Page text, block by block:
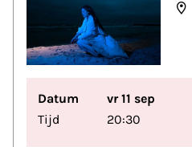
Datum
vr 11 sep
Tijd
20:30